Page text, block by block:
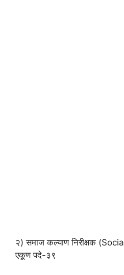
२) समाज कल्याण निरीक्षक
एकूण पदे-३९